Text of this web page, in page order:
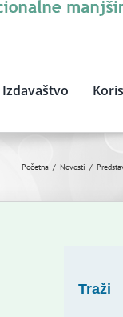
Izdavaštvo
Početna Novosti
Traži